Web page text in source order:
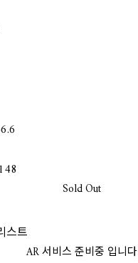
Sold Out
스트
AR 서비스 준비중 입니다